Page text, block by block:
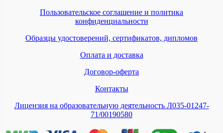
Пользовательское соглашение и политика
конфиденциальности
Образцы удостоверений, сертификатов, дипломов
Оплата и доставка
Договор-оферта
Контакты
Лицензия на образовательную деятельность Л035-01247-
71/00190580